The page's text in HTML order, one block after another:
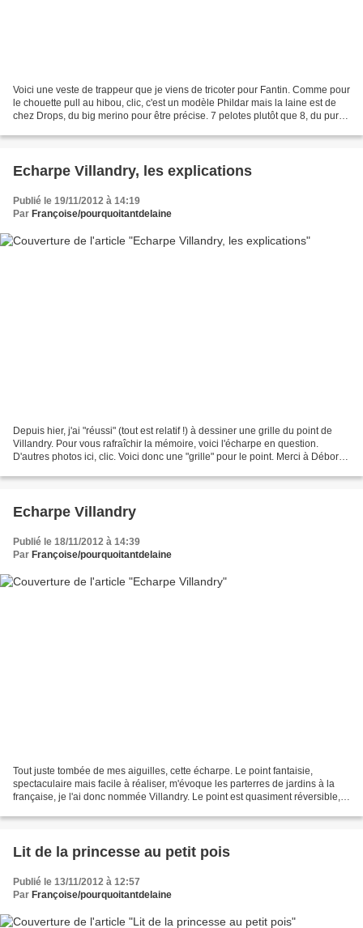
Voici une veste de trappeur que je viens de tricoter pour Fantin. Comme pour
le chouette pull au hibou, clic, c'est un modèle Phildar mais la laine est de
chez Drops, du big merino pour être précise. 7 pelotes plutôt que 8, du pur
Echarpe Villandry, les explications
Publié le 19/11/2012 à 14:19
Par Françoise/pourquoitantdelaine
Depuis hier, j'ai "réussi" (tout est relatif !) à dessiner une grille du point de
Villandry. Pour vous rafraîchir la mémoire, voici l'écharpe en question.
D'autres photos ici, clic. Voici donc une "grille" pour le point. Merci à Déborah
Echarpe Villandry
Publié le 18/11/2012 à 14:39
Par Françoise/pourquoitantdelaine
Tout juste tombée de mes aiguilles, cette écharpe. Le point fantaisie,
spectaculaire mais facile à réaliser, m'évoque les parterres de jardins à la
française, je l'ai donc nommée Villandry. Le point est quasiment réversible,
Lit de la princesse au petit pois
Publié le 13/11/2012 à 12:57
Par Françoise/pourquoitantdelaine